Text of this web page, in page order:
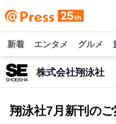
新着 エンタメ グルメ
株式会社翔泳社
翔泳社7月新刊のご